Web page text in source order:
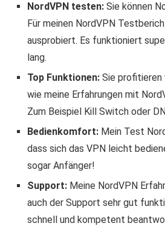
NordVPN testen: Sie können
Für meinen NordVPN
ausprobiert. Es funktioniert
lang.
Top Funktionen: Sie profitieren
wie meine Erfahrungen mit
Zum Beispiel Kill Switch oder
Bedienkomfort: Mein Test
dass sich das VPN leicht
sogar Anfänger!
Support: Meine NordVPN
auch der Support sehr gut
schnell und kompetent